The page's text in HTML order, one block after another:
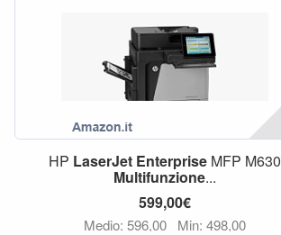
HP LaserJet Enterprise MFP M630
Multifunzione...
599,00€
Medio: 596,00 Min: 498,00